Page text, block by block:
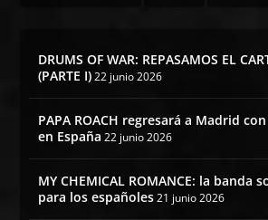
DRUMS OF WAR: REPASAMOS EL
(PARTE I) 22 junio 2026
PAPA ROACH regresará a Madrid
en España 22 junio 2026
MY CHEMICAL ROMANCE: la banda
para los españoles 21 junio 2026